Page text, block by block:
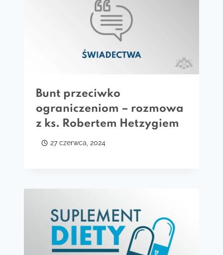
Bunt przeciwko
ograniczeniom – rozmowa
z ks. Robertem Hetzygiem
27 czerwca, 2024